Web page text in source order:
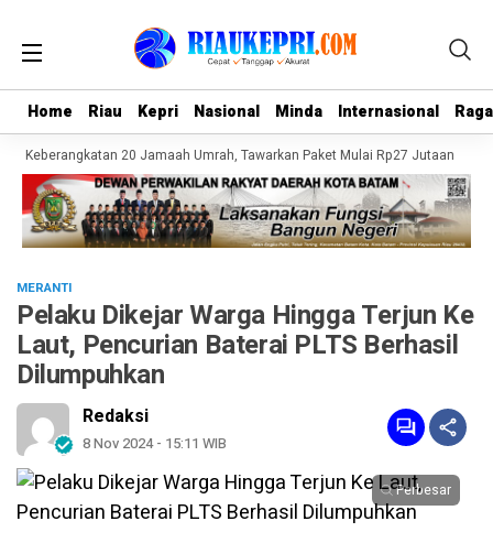
Home Riau Kepri Nasional Minda Internasional
Home Riau Kepri Nasional Minda Internasional
Keberangkatan 20 Jamaah Umrah, Tawarkan Paket Mulai Rp27 Jutaan
MERANTI
Pelaku Dikejar Warga Hingga Terjun Ke
Laut, Pencurian Baterai PLTS Berhasil
Dilumpuhkan
Redaksi
8 Nov 2024 - 15:11 WIB
Perbesar